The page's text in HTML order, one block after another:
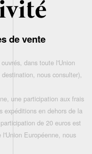
de vente
dans toute l'Union
nous consulter),
une participation aux frais
expéditions en dehors de la
de 20 euros est
Européenne, nous